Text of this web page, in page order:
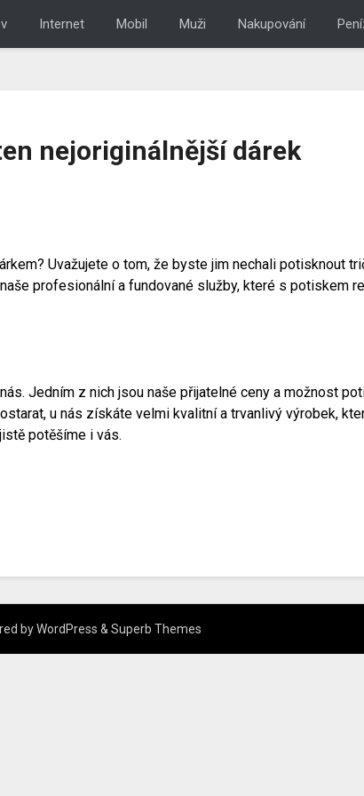
Internet Mobil Muži Nakupování
nejoriginálnější dárek
Uvažujete o tom, že byste jim nechalipotisknout
profesionální a fundované služby, které s potiskem
Jedním z nich jsou naše přijatelné ceny a možnost
u nás získáte velmi kvalitní a trvanlivý výrobek,
potěšíme i vás.
byWordPress &Superb Themes